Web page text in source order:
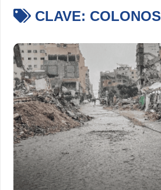
CLAVE: COLONOS